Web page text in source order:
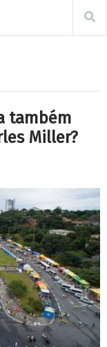
também
Miller?